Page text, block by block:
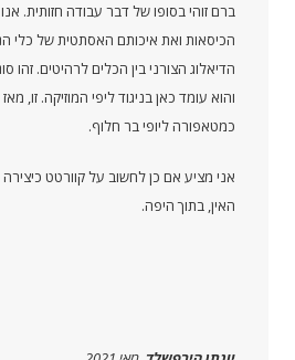
ברם זוהי בסופו של דבר עבודה חזותית.
הכיסאות ואת איכותם האסתטית של כלי
הדיאלוג הצורני בין הכלים לרהיטים. זהו
והוא עומד כאן בניגוד ליפי המוזיקה. זו,
כמטאפורה ליופי בר חלוף.
אני מציע אם כן לחשוב על קוורטט
האין, בתוך היפה.